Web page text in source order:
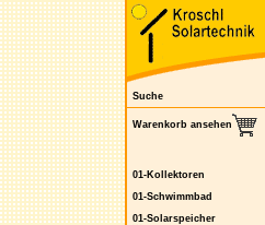
Suche
Warenkorb ansehen
01-Kollektoren
01-Schwimmbad
01-Solarspeicher